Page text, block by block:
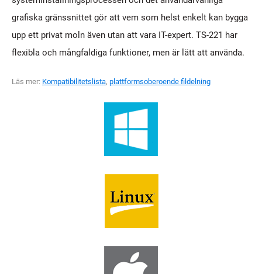
grafiska gränssnittet gör att vem som helst enkelt kan bygga
upp ett privat moln även utan att vara IT-expert. TS-221 har
flexibla och mångfaldiga funktioner, men är lätt att använda.
Läs mer: Kompatibilitetslista, plattformsoberoende fildelning